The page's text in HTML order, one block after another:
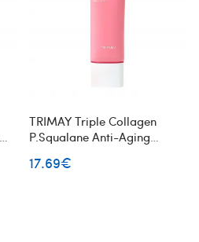
TRIMAY Triple Collagen
P.Squalane Anti-Aging
maitinantis veido kremas su
17.69€